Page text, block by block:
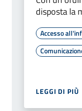
disposta la
Accesso
LEGGI DI PIÙ